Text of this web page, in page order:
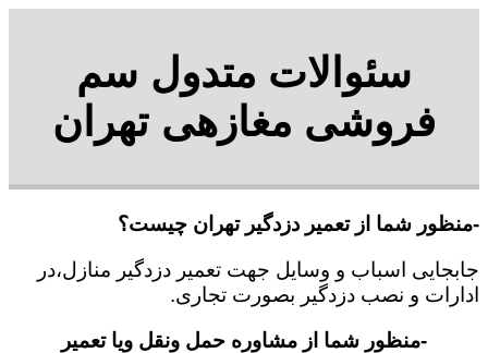
سئوالات متدول سم
فروشی مغازهی تهران
-منظور شما از تعمیر دزدگیر تهران چیست؟
جابجایی اسباب و وسایل جهت تعمیر دزدگیر منازل،در
ادارات و نصب دزدگیر بصورت تجاری.
-منظور شما از مشاوره حمل ونقل ویا تعمیر